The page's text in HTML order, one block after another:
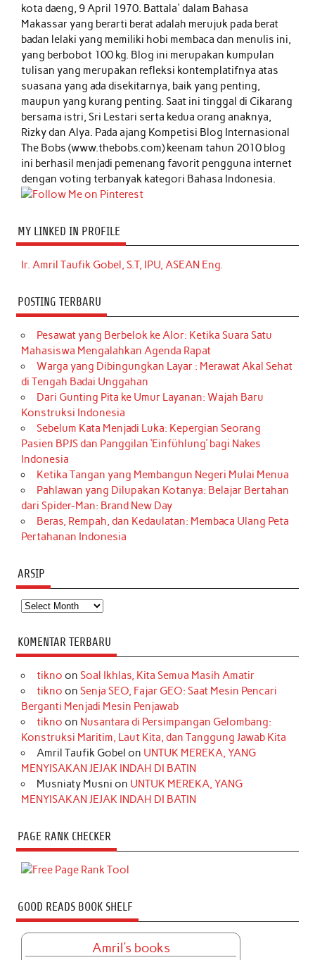
kota daeng, 9 April 1970. Battala' dalam Bahasa
Makassar yang berarti berat adalah merujuk pada berat
badan lelaki yang memiliki hobi membaca dan menulis ini,
yang berbobot 100 kg. Blog ini merupakan kumpulan
tulisan yang merupakan refleksi kontemplatifnya atas
suasana yang ada disekitarnya, baik yang penting,
maupun yang kurang penting. Saat ini tinggal di Cikarang
bersama istri, Sri Lestari serta kedua orang anaknya,
Rizky dan Alya. Pada ajang Kompetisi Blog Internasional
The Bobs (www.thebobs.com) keenam tahun 2010 blog
ini berhasil menjadi pemenang favorit pengguna internet
dengan voting terbanyak kategori Bahasa Indonesia.
MY LINKED IN PROFILE
Ir. Amril Taufik Gobel, S.T, IPU, ASEAN Eng.
POSTING TERBARU
Pesawat yang Berbelok ke Alor: Ketika Suara Satu
Mahasiswa Mengalahkan Agenda Rapat
Warga yang Dibingungkan Layar : Merawat Akal Sehat
di Tengah Badai Unggahan
Dari Gunting Pita ke Umur Layanan: Wajah Baru
Konstruksi Indonesia
Sebelum Kata Menjadi Luka: Kepergian Seorang
Pasien BPJS dan Panggilan ‘Einfühlung’ bagi Nakes
Indonesia
Ketika Tangan yang Membangun Negeri Mulai Menua
Pahlawan yang Dilupakan Kotanya: Belajar Bertahan
dari Spider-Man: Brand New Day
Beras, Rempah, dan Kedaulatan: Membaca Ulang Peta
Pertahanan Indonesia
ARSIP
Arsip
KOMENTAR TERBARU
tikno on Soal Ikhlas, Kita Semua Masih Amatir
tikno on Senja SEO, Fajar GEO: Saat Mesin Pencari
Berganti Menjadi Mesin Penjawab
tikno on Nusantara di Persimpangan Gelombang:
Konstruksi Maritim, Laut Kita, dan Tanggung Jawab Kita
Amril Taufik Gobel on UNTUK MEREKA, YANG
MENYISAKAN JEJAK INDAH DI BATIN
Musniaty Musni on UNTUK MEREKA, YANG
MENYISAKAN JEJAK INDAH DI BATIN
PAGE RANK CHECKER
GOOD READS BOOK SHELF
Amril's books